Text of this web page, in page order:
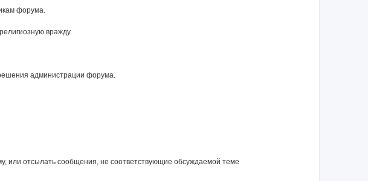
форума.
вражду.
администрации форума.
или отсылать сообщения, не соответствующие обсуждаемой теме